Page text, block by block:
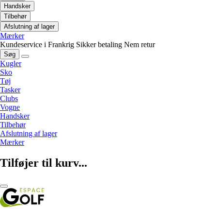
Handsker
Tilbehør
Afslutning af lager
Mærker
Kundeservice i Frankrig Sikker betaling Nem retur
Søg
Kugler
Sko
Tøj
Tasker
Clubs
Vogne
Handsker
Tilbehør
Afslutning af lager
Mærker
Tilføjer til kurv...